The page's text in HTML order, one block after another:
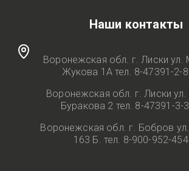
Наши контакты
Воронежская обл. г. Лиски
Жукова 1А тел. 8-47391-2-
Воронежская обл. г. Лиски ул.
Буракова 2 тел. 8-47391-3-
Воронежская обл. г. Бобров ул.
163 Б. тел. 8-900-952-